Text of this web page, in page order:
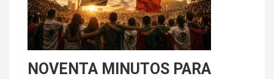
NOVENTA MINUTOS PARA